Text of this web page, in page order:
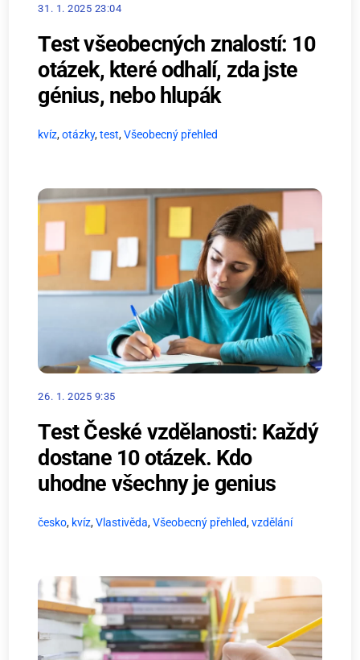
31. 1. 2025 23:04
Test všeobecných znalostí: 10
otázek, které odhalí, zda jste
génius, nebo hlupák
kvíz,otázky,test,Všeobecný přehled
26. 1. 2025 9:35
Test České vzdělanosti: Každý
dostane 10 otázek. Kdo
uhodne všechny je genius
česko, kvíz,Vlastivěda,Všeobecný přehled,vzdělání